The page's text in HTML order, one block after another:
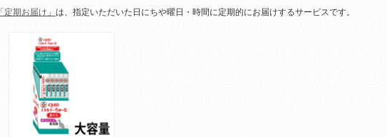
「定期お届け」 は、指定いただいた日にちや曜日・時間に定期的にお届けするサービスです。